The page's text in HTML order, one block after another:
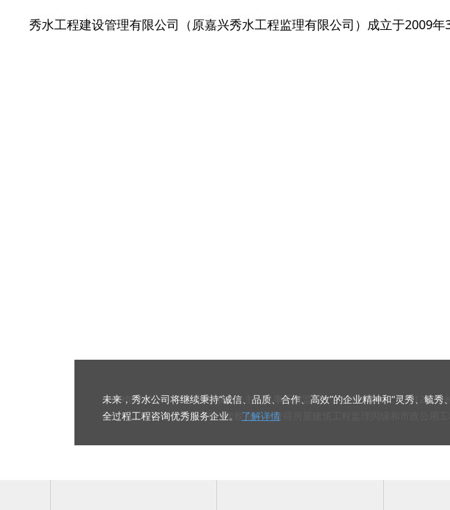
秀水工程建设管理有限公司（原嘉兴秀水工程监理有限公司）成立于2009
秀水工程建设管理有限公司成立于2009年3月，注册资金5000万元。其前身为
纳合并杭州秀泽投资管理有限公司，成为一家拥有工程监理、工程质量检测及造
未来，秀水公司将继续秉持“诚信、品质、合作、高效”的企业精神和“灵秀、毓
全过程工程咨询优秀服务企业。 了解详情